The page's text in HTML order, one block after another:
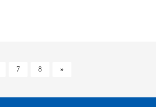
7 8 »